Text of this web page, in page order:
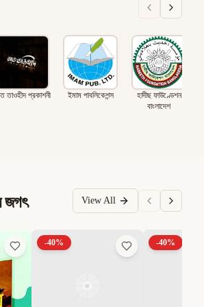
তাওহীদ প্রকাশনী ইমাম পাবলিকেশন্স
হাদীছ ফাউণ্ডেশন
বাংলাদেশ
জগৎ View All
-40% -40%